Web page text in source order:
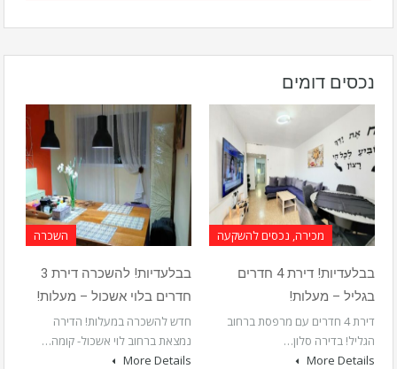
נכסים דומים
מכירה, נכסים להשקעה
בבלעדיות! דירת 4 חדרים
בגליל – מעלות!
דירת 4 חדרים עם מרפסת ברחוב
הגליל! בדירה סלון…
More Details
השכרה
בבלעדיות! להשכרה דירת 3
חדרים בלוי אשכול – מעלות!
חדש להשכרה במעלות! הדירה
נמצאת ברחוב לוי אשכול- קומה…
More Details